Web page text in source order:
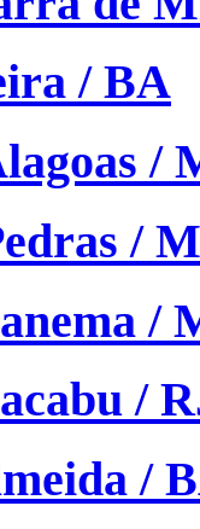
/ BA
/
/
/
/
/